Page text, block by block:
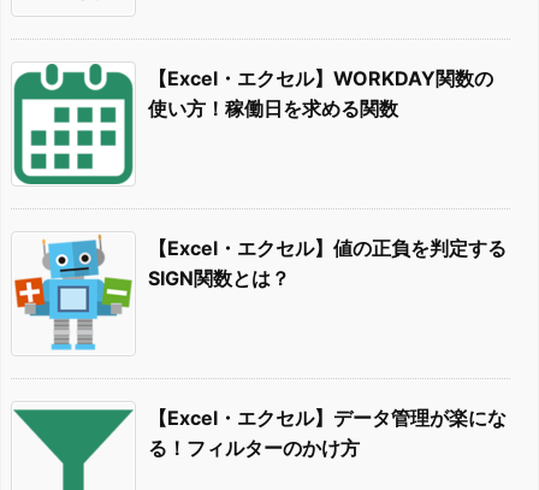
【Excel・エクセル】WORKDAY関数の
使い方！稼働日を求める関数
【Excel・エクセル】値の正負を判定する
SIGN関数とは？
【Excel・エクセル】データ管理が楽にな
る！フィルターのかけ方